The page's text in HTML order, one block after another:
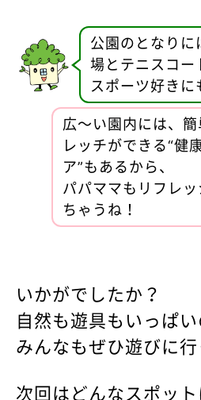
公園のとなりに
場とテニスコー
スポーツ好きに
広〜い園内には、簡
レッチができる“健
ア”もあるから、
パパママもリフレッ
ちゃうね！
いかがでしたか？
自然も遊具もいっぱい
みんなもぜひ遊びに行
次回はどんなスポッ